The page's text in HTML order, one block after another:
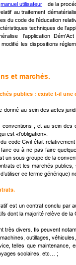
manuel utilisateur
de la
au traitement
du code de l'éducation
techniques de
l'application Dém'Act
modifié les dispositions
et marchés.
publics : existe t-il une
donné au sein des actes
conventions ; et au sein des
est «l’obligation».
du code Civil était relativement
faire ou à ne pas faire
un sous groupe de la
et les marchés publics,
ce terme générique)
est un contrat conclu par
dont la majorité relève de la
très divers. Ils peuvent
outillages,
telles que maintenance,
scolaires, etc… ;